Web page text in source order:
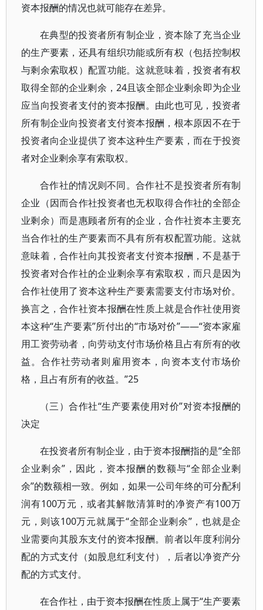
资本报酬的情况也就可能存在差异。
在典型的投资者所有制企业，资本除了充当企业
的生产要素，还具有组织功能或所有权（包括控制权
与剩余索取权）配置功能。这就意味着，投资者有权
取得全部的企业剩余，24且该全部企业剩余即为企业
应当向投资者支付的资本报酬。由此也可见，投资者
所有制企业向投资者支付资本报酬，根本原因不在于
投资者向企业提供了资本这种生产要素，而在于投资
者对企业剩余享有索取权。
合作社的情况则不同。合作社不是投资者所有制
企业（因而合作社投资者也无权取得合作社的全部企
业剩余）而是惠顾者所有的企业，合作社资本主要充
当合作社的生产要素而不具有所有权配置功能。这就
意味着，合作社向其投资者支付资本报酬，不是基于
投资者对合作社的企业剩余享有索取权，而只是因为
合作社使用了资本这种生产要素需要支付市场对价。
换言之，合作社资本报酬在性质上就是合作社使用资
本这种“生产要素”所付出的“市场对价”——“资本家雇
用工资劳动者，向劳动支付市场价格且占有所有的收
益。合作社劳动者则雇用资本，向资本支付市场价
格，且占有所有的收益。”25
（三）合作社“生产要素使用对价”对资本报酬的
决定
在投资者所有制企业，由于资本报酬指的是“全部
企业剩余”，因此，资本报酬的数额与“全部企业剩
余”的数额相一致。例如，如果一公司年终的可分配利
润有100万元，或者其解散清算时的净资产有100万
元，则该100万元就属于“全部企业剩余”，也就是企
业需要向其股东支付的资本报酬。前者以年度利润分
配的方式支付（如股息红利支付），后者以净资产分
配的方式支付。
在合作社，由于资本报酬在性质上属于“生产要素